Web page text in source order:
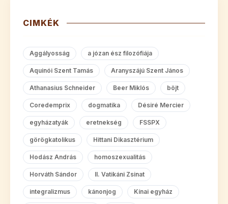
CIMKÉK
Aggályosság a józan ész filozófiája
Aquinói Szent Tamás Aranyszájú Szent János
Athanasius Schneider Beer Miklós böjt
Coredemprix dogmatika Désiré Mercier
egyházatyák eretnekség FSSPX
görögkatolikus Hittani Dikasztérium
Hodász András homoszexualitás
Horváth Sándor II. Vatikáni Zsinat
integralizmus kánonjog Kínai egyház